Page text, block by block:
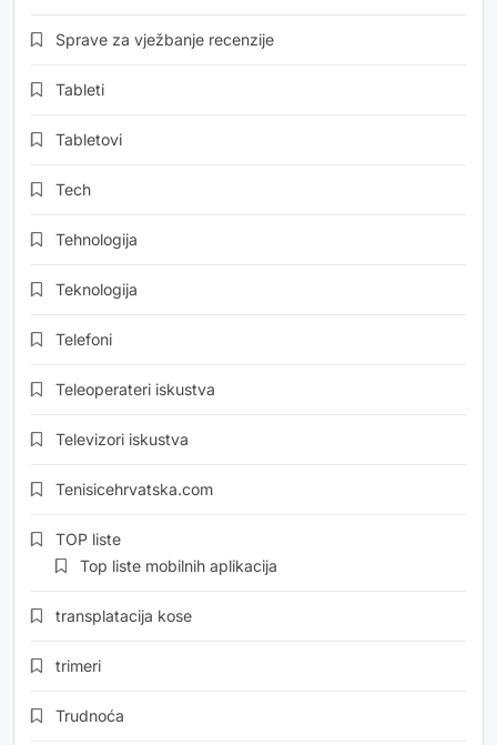
Sprave za vježbanje recenzije
Tableti
Tabletovi
Tech
Tehnologija
Teknologija
Telefoni
Teleoperateri iskustva
Televizori iskustva
Tenisicehrvatska.com
TOP liste
Top liste mobilnih aplikacija
transplatacija kose
trimeri
Trudnoća